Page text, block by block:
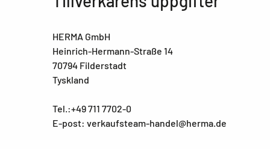
HERMA GmbH
Heinrich-Hermann-Straße 14
70794 Filderstadt
Tyskland
Tel.:+49 711 7702-0
E-post: verkaufsteam-handel@herma.de